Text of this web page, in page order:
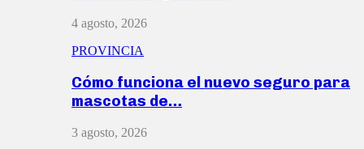
4 agosto, 2026
PROVINCIA
Cómo funciona el nuevo seguro para
mascotas de…
3 agosto, 2026